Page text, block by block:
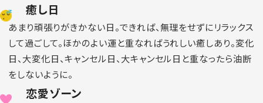
癒し日
あまり頑張りがきかない日。できれば、無理をせずにリラックス
して過ごして。ほかのよい運と重なればうれしい癒しあり。変化
日、大変化日、キャンセル日、大キャンセル日と重なったら油断
をしないように。
恋愛ゾーン